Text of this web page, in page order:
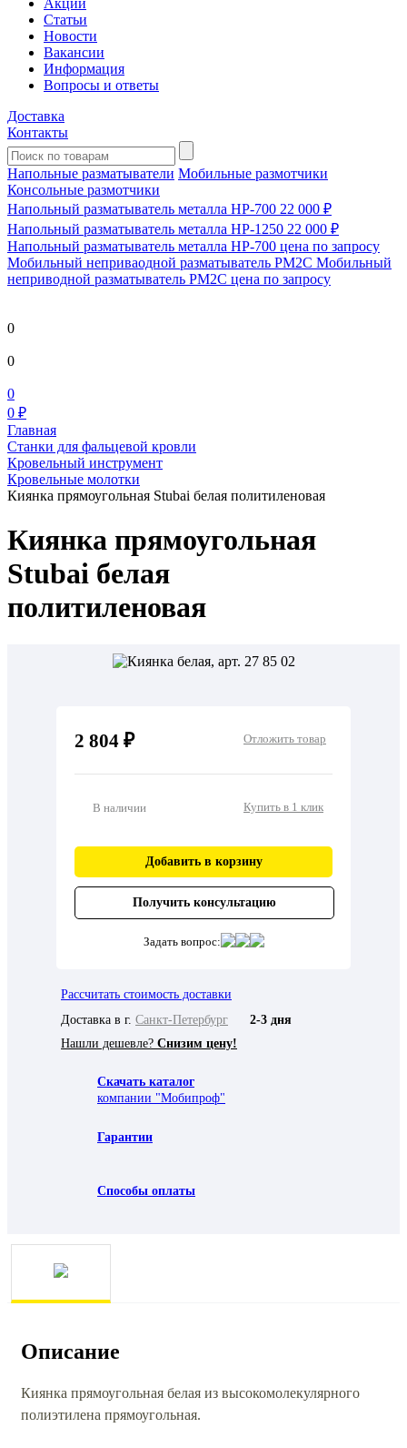
Акции
Статьи
Новости
Вакансии
Информация
Вопросы и ответы
Доставка
Контакты
Напольные разматыватели Мобильные размотчики
Консольные размотчики
Напольный разматыватель металла HP-700 22 000 ₽
Напольный разматыватель металла HP-1250 22 000 ₽
Напольный разматыватель металла HP-700 цена по запросу
Мобильный непривaодной разматыватель РМ2С Мобильный
неприводной разматыватель РМ2С цена по запросу
0
0
0
0 ₽
Главная
Станки для фальцевой кровли
Кровельный инструмент
Кровельные молотки
Киянка прямоугольная Stubai белая политиленовая
Киянка прямоугольная
Stubai белая
политиленовая
2 804 ₽ Отложить товар
В наличии Купить в 1 клик
Добавить в корзину
Получить консультацию
Задать вопрос:
Рассчитать стоимость доставки
Доставка в г. Санкт-Петербург
2-3 дня
Нашли дешевле? Снизим цену!
Скачать каталог
компании "Мобипроф"
Гарантии
Способы оплаты
Описание
Киянка прямоугольная белая из высокомолекулярного
полиэтилена прямоугольная.